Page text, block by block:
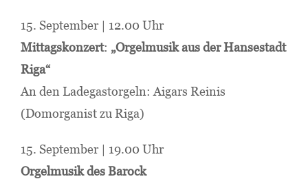
15. September | 12.00 Uhr
Mittagskonzert: „Orgelmusik aus der Hansestadt
Riga“
An den Ladegastorgeln: Aigars Reinis
(Domorganist zu Riga)
15. September | 19.00 Uhr
Orgelmusik des Barock